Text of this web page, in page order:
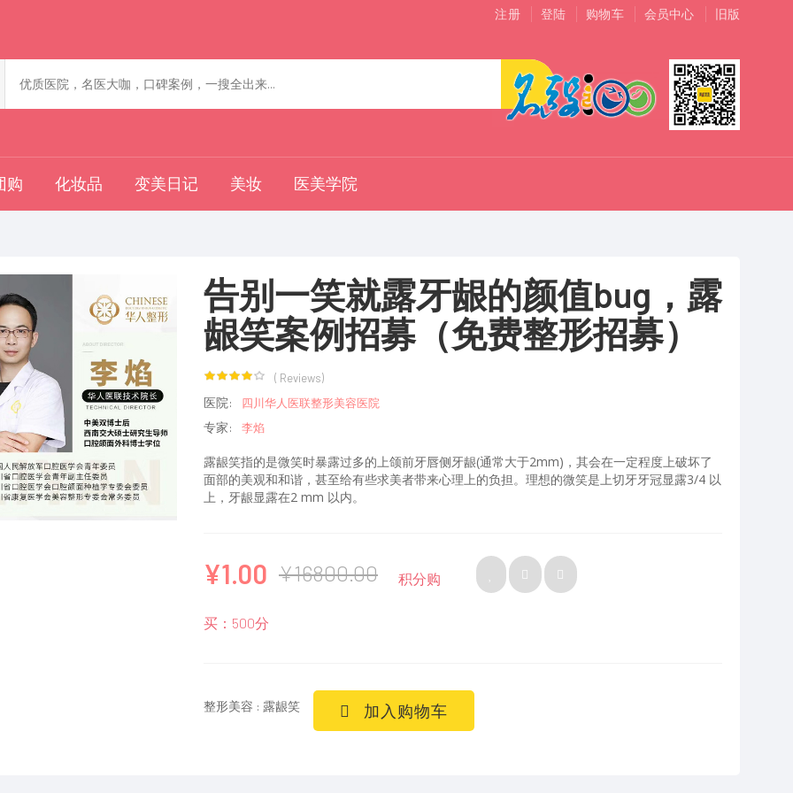
注册 登陆 购物车 会员中心 旧版
购 化妆品 变美日记 美妆 医美学院
告别一笑就露牙龈的颜值bug，露
龈笑案例招募（免费整形招募）
( Reviews)
医院: 四川华人医联整形美容医院
专家: 李焰
露龈笑指的是微笑时暴露过多的上颌前牙唇侧牙龈(通常大于2mm)，其会在一定程度上破坏了
面部的美观和和谐，甚至给有些求美者带来心理上的负担。理想的微笑是上切牙牙冠显露3/4 以
上，牙龈显露在2 mm 以内。
¥1.00 ¥16800.00 积分购
买：500分
整形美容 : 露龈笑 加入购物车